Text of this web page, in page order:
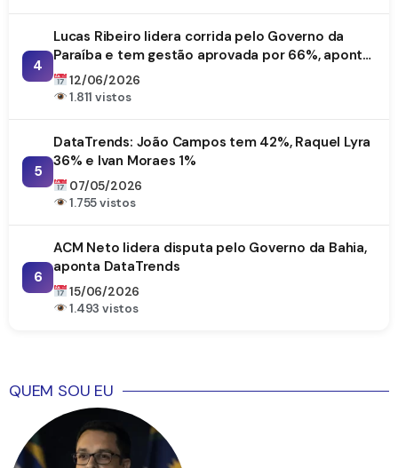
4
Lucas Ribeiro lidera corrida pelo Governo da
Paraíba e tem gestão aprovada por 66%, aponta
DataTrends
12/06/2026
1.811 vistos
5
DataTrends: João Campos tem 42%, Raquel Lyra
36% e Ivan Moraes 1%
07/05/2026
1.755 vistos
6
ACM Neto lidera disputa pelo Governo da Bahia,
aponta DataTrends
15/06/2026
1.493 vistos
QUEM SOU EU